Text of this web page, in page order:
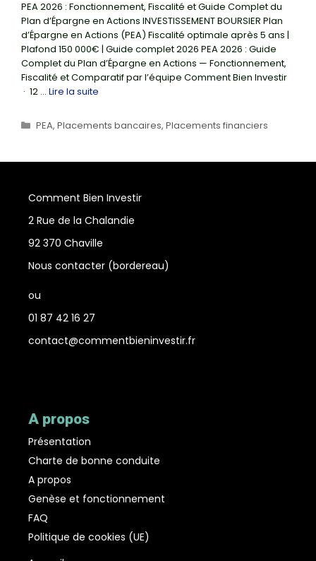
PEA 2026 : Fonctionnement, Fiscalité et Guide Complet du
Plan d’Épargne en Actions INVESTISSEMENT BOURSIER Plan
d’Épargne en Actions (PEA) Fiscalité optimale après 5 ans |
Plafond 150 000€ | Guide complet 2026 PEA 2026 : Guide
Complet du Plan d’Épargne en Actions — Fonctionnement,
Fiscalité et Comparatif par l’équipe Comment Bien Investir
· 12 … Lire la suite
Catégories
PEA, Placements bancaires, Placements financiers
Comment Bien Investir
2 Rue de la Chalandie
92 370 Chaville
Nous contacter (bordereau)
ou
01 87 42 16 27
contact@commentbieninvestir.fr
A propos
Présentation
Charte de bonne conduite
A propos
Genèse et fonctionnement
FAQ
Politique de cookies (UE)